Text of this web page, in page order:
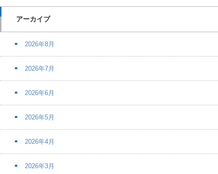
アーカイブ
2026年8月
2026年7月
2026年6月
2026年5月
2026年4月
2026年3月